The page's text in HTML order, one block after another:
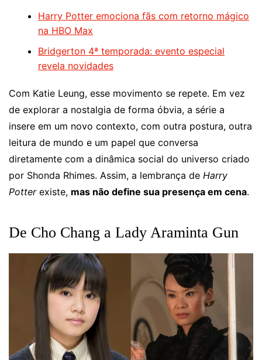
Harry Potter emociona fãs com retorno mágico
na HBO Max
Bridgerton 4ª temporada: evento especial
revela novidades
Com Katie Leung, esse movimento se repete. Em vez
de explorar a nostalgia de forma óbvia, a série a
insere em um novo contexto, com outra postura, outra
leitura de mundo e um papel que conversa
diretamente com a dinâmica social do universo criado
por Shonda Rhimes. Assim, a lembrança de Harry
Potterexiste, mas não define sua presença em cena.
De Cho Chang a Lady Araminta Gun